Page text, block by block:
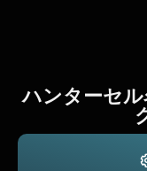
ハンターセ